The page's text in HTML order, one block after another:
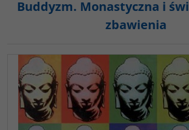
Buddyzm. Monastyczna i
zbawienia